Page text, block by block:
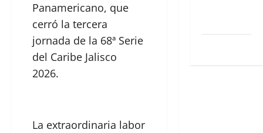
Panamericano, que
cerró la tercera
jornada de la 68ª Serie
del Caribe Jalisco
2026.
La extraordinaria labor